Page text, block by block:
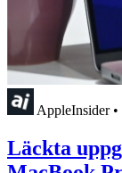
AppleInsider •
Läckta